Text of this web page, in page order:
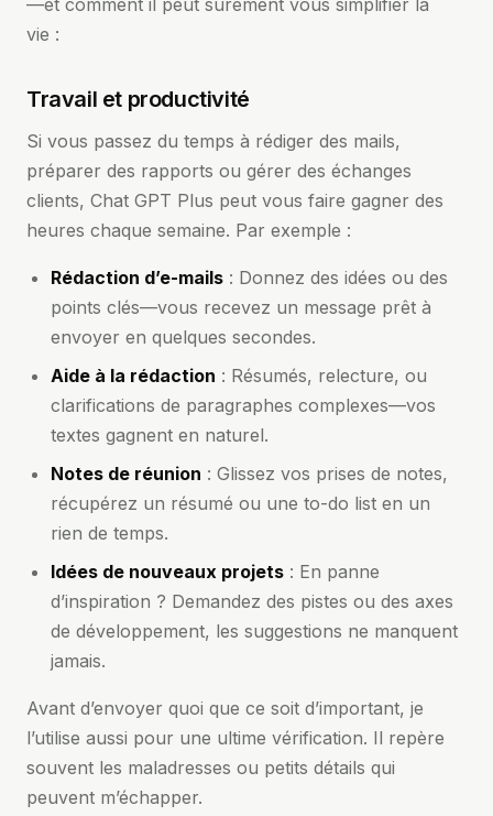
—et comment il peut sûrement vous simplifier la
vie :
Travail et productivité
Si vous passez du temps à rédiger des mails,
préparer des rapports ou gérer des échanges
clients, Chat GPT Plus peut vous faire gagner des
heures chaque semaine. Par exemple :
Rédaction d’e-mails : Donnez des idées ou des
points clés—vous recevez un message prêt à
envoyer en quelques secondes.
Aide à la rédaction : Résumés, relecture, ou
clarifications de paragraphes complexes—vos
textes gagnent en naturel.
Notes de réunion : Glissez vos prises de notes,
récupérez un résumé ou une to-do list en un
rien de temps.
Idées de nouveaux projets : En panne
d’inspiration ? Demandez des pistes ou des axes
de développement, les suggestions ne manquent
jamais.
Avant d’envoyer quoi que ce soit d’important, je
l’utilise aussi pour une ultime vérification. Il repère
souvent les maladresses ou petits détails qui
peuvent m’échapper.